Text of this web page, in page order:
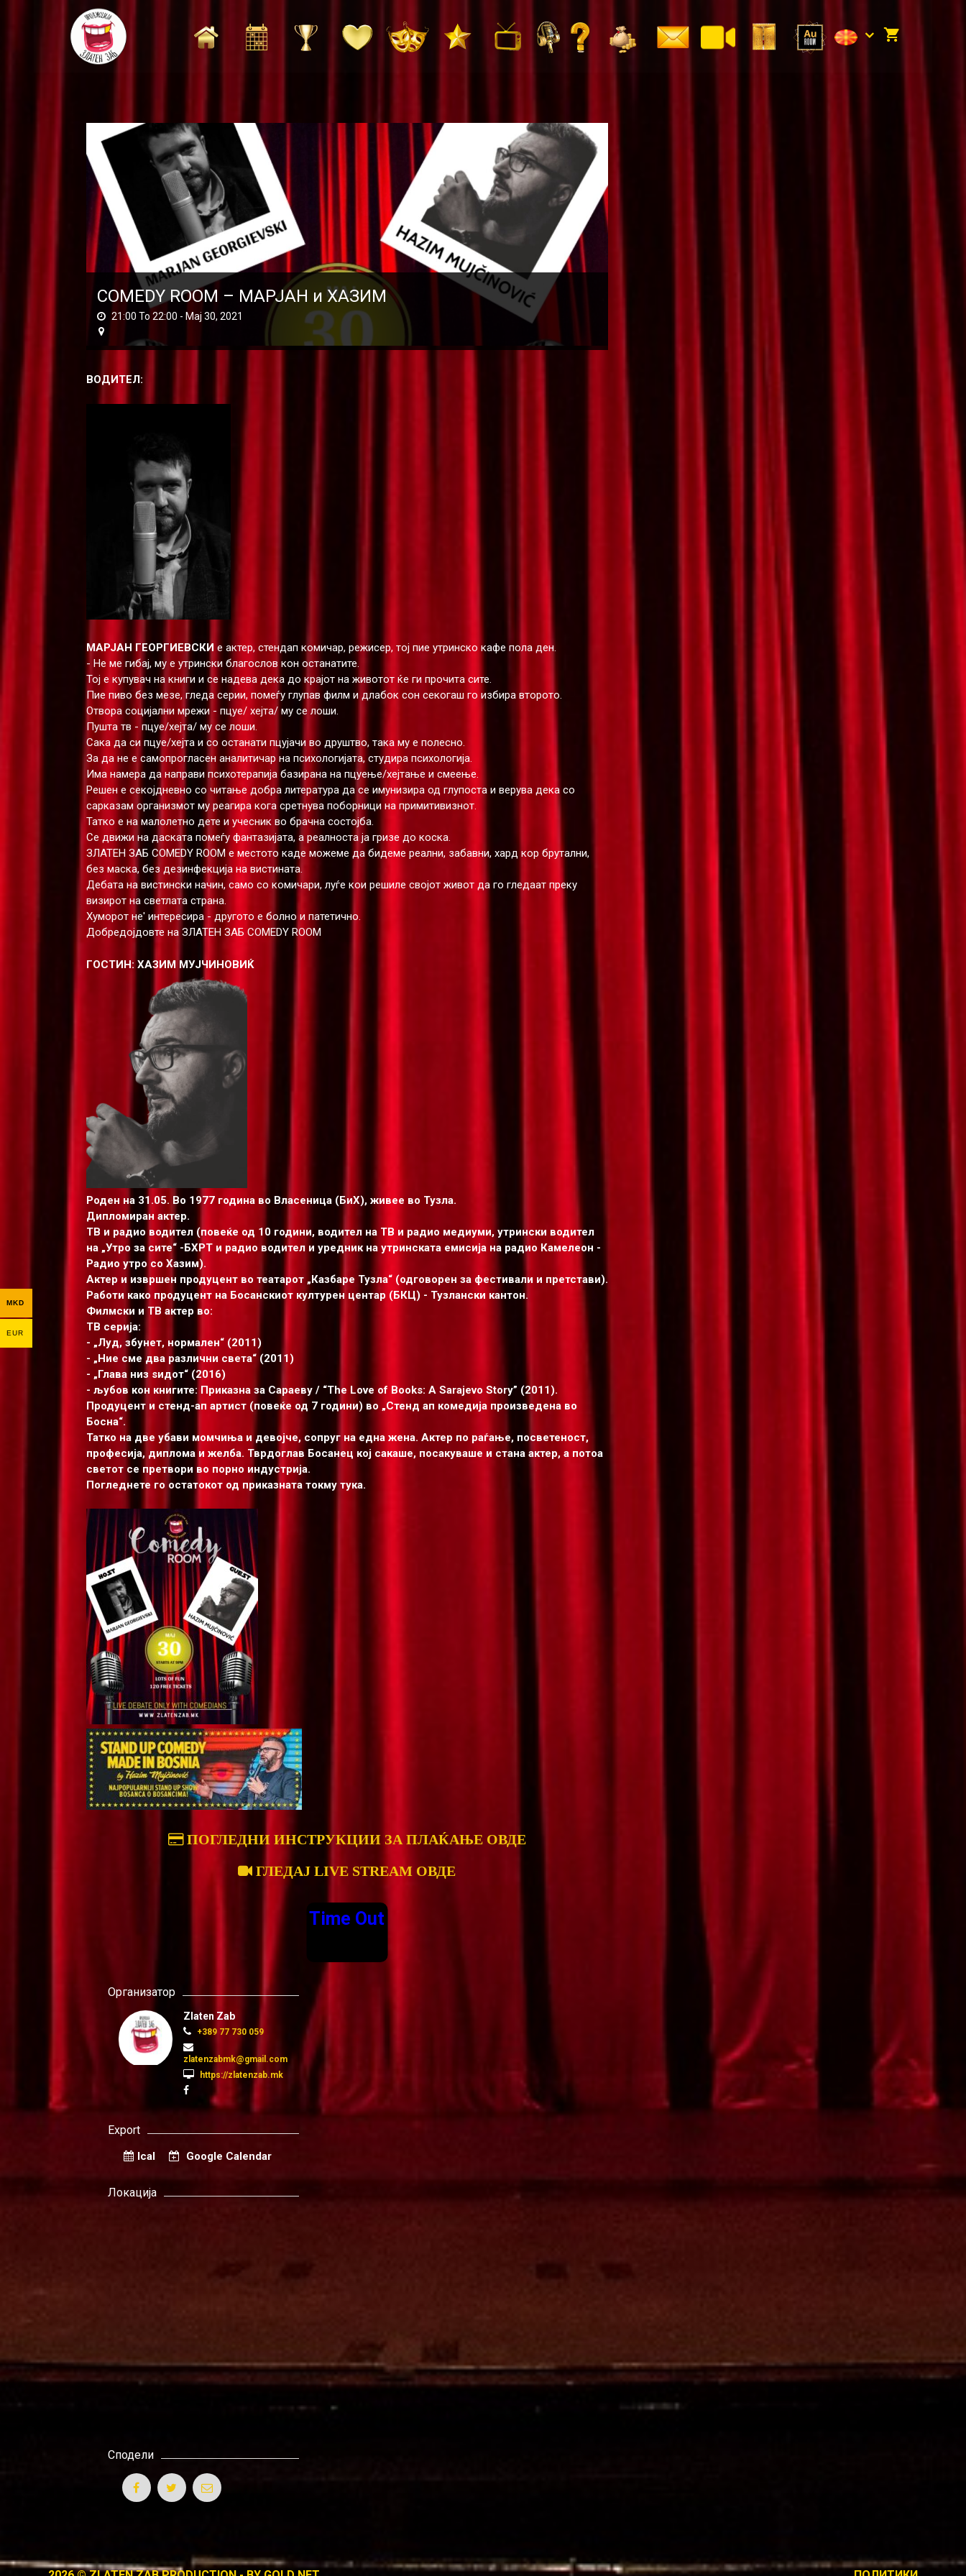
COMEDY ROOM – МАРЈАН и ХАЗИМ
21:00 To 22:00 - Мај 30, 2021
ВОДИТЕЛ:
МАРЈАН ГЕОРГИЕВСКИ е актер, стендап комичар, режисер, тој пие утринско кафе пола ден.
- Не ме гибај, му е утрински благослов кон останатите.
Тој е купувач на книги и се надева дека до крајот на животот ќе ги прочита сите.
Пие пиво без мезе, гледа серии, помеѓу глупав филм и длабок сон секогаш го избира второто.
Отвора социјални мрежи - пцуе/ хејта/ му се лоши.
Пушта тв - пцуе/хејта/ му се лоши.
Сака да си пцуе/хејта и со останати пцујачи во друштво, така му е полесно.
За да не е самопрогласен аналитичар на психологијата, студира психологија.
Има намера да направи психотерапија базирана на пцуење/хејтање и смеење.
Решен е секојдневно со читање добра литература да се имунизира од глупоста и верува дека со
сарказам организмот му реагира кога сретнува поборници на примитивизнот.
Татко е на малолетно дете и учесник во брачна состојба.
Се движи на даската помеѓу фантазијата, а реалноста ја гризе до коска.
ЗЛАТЕН ЗАБ COMEDY ROOM е местото каде можеме да бидеме реални, забавни, хард кор брутални,
без маска, без дезинфекција на вистината.
Дебата на вистински начин, само со комичари, луѓе кои решиле својот живот да го гледаат преку
визирот на светлата страна.
Хуморот не' интересира - другото е болно и патетично.
Добредојдовте на ЗЛАТЕН ЗАБ COMEDY ROOM
ГОСТИН: ХАЗИМ МУЈЧИНОВИЌ
Роден на 31.05. Во 1977 година во Власеница (БиХ), живее во Тузла.
Дипломиран актер.
ТВ и радио водител (повеќе од 10 години, водител на ТВ и радио медиуми, утрински водител
на „Утро за сите“ -БХРТ и радио водител и уредник на утринската емисија на радио Камелеон -
Радио утро со Хазим).
Актер и извршен продуцент во театарот „Казбаре Тузла“ (одговорен за фестивали и претстави).
Работи како продуцент на Босанскиот културен центар (БКЦ) - Тузлански кантон.
Филмски и ТВ актер во:
ТВ серија:
- „Луд, збунет, нормален“ (2011)
- „Ние сме два различни света“ (2011)
- „Глава низ ѕидот“ (2016)
- љубов кон книгите: Приказна за Сараеву / “The Love of Books: A Sarajevo Story” (2011).
Продуцент и стенд-ап артист (повеќе од 7 години) во „Стенд ап комедија произведена во
Босна“.
Татко на две убави момчиња и девојче, сопруг на една жена. Актер по раѓање, посветеност,
професија, диплома и желба. Тврдоглав Босанец кој сакаше, посакуваше и стана актер, а потоа
светот се претвори во порно индустрија.
Погледнете го остатокот од приказната токму тука.
ПОГЛЕДНИ ИНСТРУКЦИИ ЗА ПЛАЌАЊЕ ОВДЕ
ГЛЕДАЈ LIVE STREAM ОВДЕ
Time Out
Организатор
Zlaten Zab
+389 77 730 059
zlatenzabmk@gmail.com
https://zlatenzab.mk
Export
Ical Google Calendar
Локација
Сподели
MKD
EUR